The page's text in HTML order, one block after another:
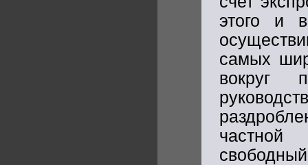
этого и
самых
вокруг